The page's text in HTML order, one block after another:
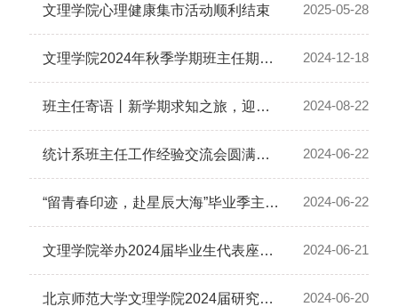
2025-05-28
文理学院心理健康集市活动顺利结束
2024-12-18
文理学院2024年秋季学期班主任期末工作会议顺利召开
2024-08-22
班主任寄语丨新学期求知之旅，迎新生携手启航
2024-06-22
统计系班主任工作经验交流会圆满举办
2024-06-22
“留青春印迹，赴星辰大海”毕业季主题活动来啦~
2024-06-21
文理学院举办2024届毕业生代表座谈会
2024-06-20
北京师范大学文理学院2024届研究生毕业工作会议圆满召开